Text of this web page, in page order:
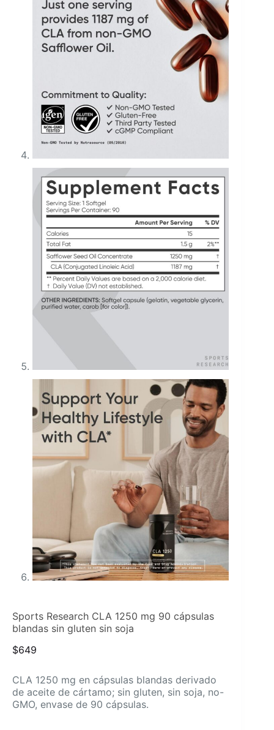
Sports Research CLA 1250 mg 90 cápsulas
blandas sin gluten sin soja
$649
CLA 1250 mg en cápsulas blandas derivado
de aceite de cártamo; sin gluten, sin soja, no-
GMO, envase de 90 cápsulas.